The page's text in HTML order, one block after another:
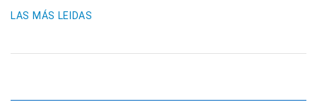
LAS MÁS LEIDAS